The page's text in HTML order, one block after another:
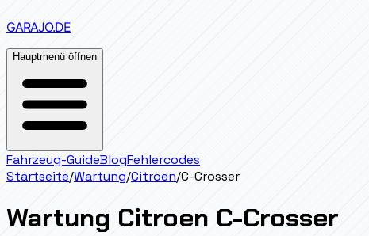
GARAJO.DE
Hauptmenü öffnen
Fahrzeug-GuideBlogFehlercodes
Startseite/Wartung/Citroen/C-Crosser
Wartung Citroen C-Crosser